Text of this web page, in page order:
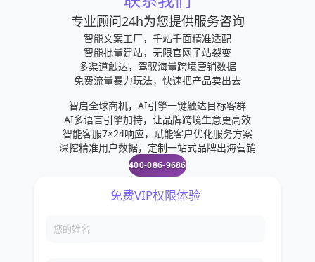
音频或视频通话1、点按“返回”按钮，回到“对话”页
面。2、点按屏幕右上角“新建对话”图标3、选择一个
联系人。4、点按屏幕右上角电话形状的“通话”图标。
5、切换到视频通话。部分5：添加联系人1、点按“返
回”按钮，回到“对话”页面。2、点按屏幕右上角“新建
对话”图标3、点按新的联系人4、输入联系人的名
字。5、点按屏幕中间的添加手机号码6、输入对方的
手机号码。7、点按屏幕右上角宽明陪的完成8、点按
屏幕左上方的完成9、邀请朋友使用WhatsApp。部
分6：创建群组1、点按“返回”按钮，回到“对话”页
成员。4、点按屏幕右上角的下一步5、输入群组名
专业顾问24h为您提供服务咨询
智能文案工厂，千站千面精准适配
智能批量建站，无限官网子站裂变
多渠道触达，驾驭海量跨境营销数据
免费流量暴力玩法，快速把产品卖出去
智启全球商机，AI引擎一键触达目标客群
AI多语言引擎加持，让品牌跨境生意更高效
智能客服7×24响应，赋能客户优化服务方案
深挖精准用户数据，定制一站式品牌出海营销
400-086-9686